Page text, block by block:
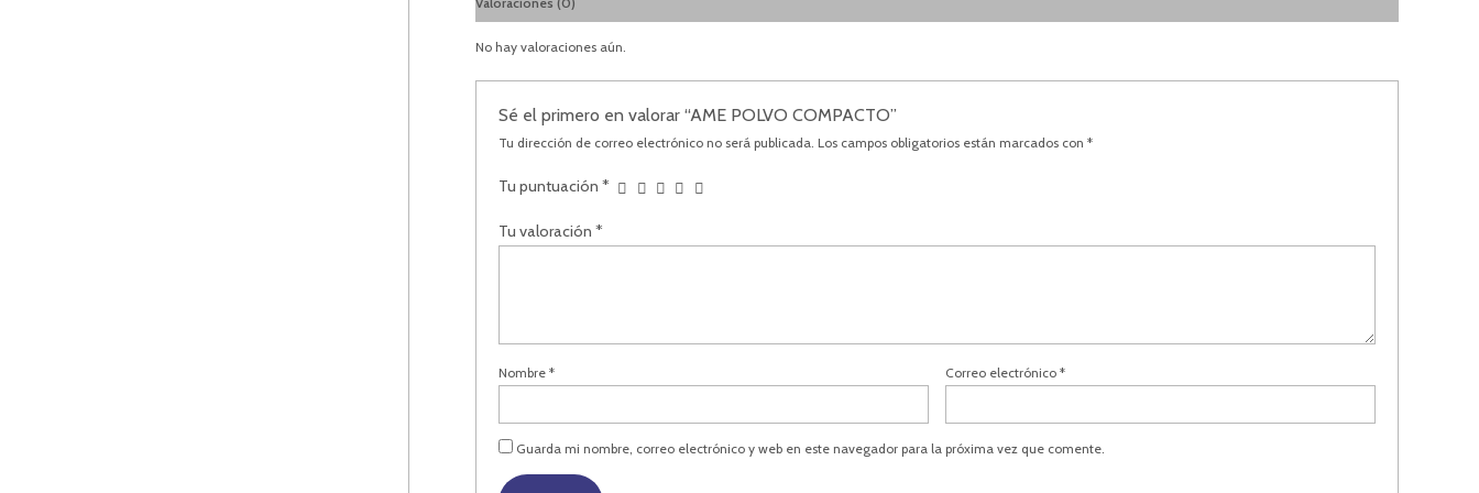
No hay valoraciones aún.
Sé el primero en valorar “AME POLVO COMPACTO”
Tu dirección de correo electrónico no será publicada. Los campos obligatorios están marcados con*
Tu puntuación*
Tu valoración*
Nombre* Correo electrónico*
Guarda mi nombre, correo electrónico y web en este navegador para la próxima vez que comente.